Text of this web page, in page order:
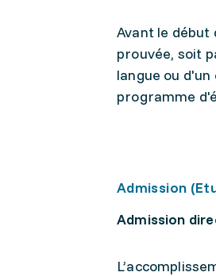
Avant le début
prouvée, soit
langue ou
programme
Admission
Admission